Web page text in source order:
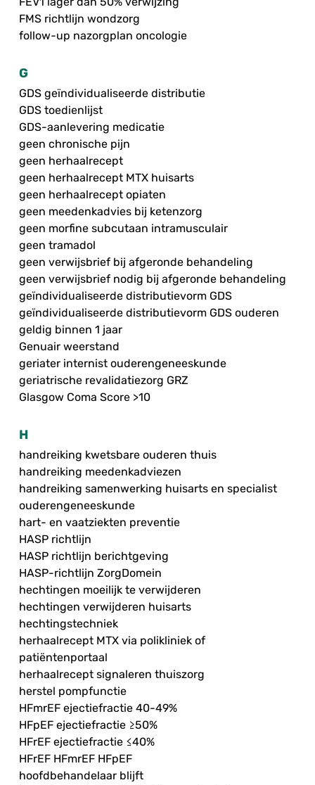
FMS richtlijn wondzorg
follow-up nazorgplan oncologie
G
GDS geïndividualiseerde distributie
GDS toedienlijst
GDS-aanlevering medicatie
geen chronische pijn
geen herhaalrecept
geen herhaalrecept MTX huisarts
geen herhaalrecept opiaten
geen meedenkadvies bij ketenzorg
geen morfine subcutaan intramusculair
geen tramadol
geen verwijsbrief bij afgeronde behandeling
geen verwijsbrief nodig bij afgeronde behandeling
geïndividualiseerde distributievorm GDS
geïndividualiseerde distributievorm GDS ouderen
geldig binnen 1 jaar
Genuair weerstand
geriater internist ouderengeneeskunde
geriatrische revalidatiezorg GRZ
Glasgow Coma Score >10
H
handreiking kwetsbare ouderen thuis
handreiking meedenkadviezen
handreiking samenwerking huisarts en specialist
ouderengeneeskunde
hart- en vaatziekten preventie
HASP richtlijn
HASP richtlijn berichtgeving
HASP-richtlijn ZorgDomein
hechtingen moeilijk te verwijderen
hechtingen verwijderen huisarts
hechtingstechniek
herhaalrecept MTX via polikliniek of
patiëntenportaal
herhaalrecept signaleren thuiszorg
herstel pompfunctie
HFmrEF ejectiefractie 40-49%
HFpEF ejectiefractie ≥50%
HFrEF ejectiefractie ≤40%
HFrEF HFmrEF HFpEF
hoofdbehandelaar blijft